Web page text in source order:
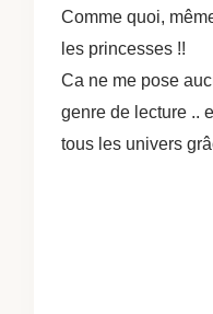
Comme quoi,
les princesses !!
Ca ne me pose
genre de lecture ..
tous les univers